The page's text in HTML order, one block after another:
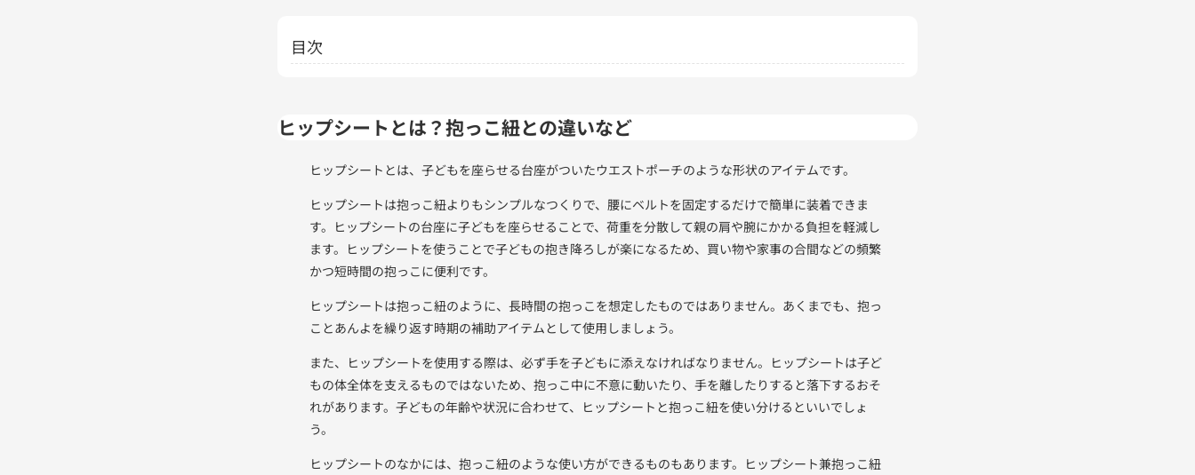
目次
ヒップシートとは？抱っこ紐との違いなど
ヒップシートとは、子どもを座らせる台座がついたウエストポーチのような形状のアイテムです。
ヒップシートは抱っこ紐よりもシンプルなつくりで、腰にベルトを固定するだけで簡単に装着できま
す。ヒップシートの台座に子どもを座らせることで、荷重を分散して親の肩や腕にかかる負担を軽減し
ます。ヒップシートを使うことで子どもの抱き降ろしが楽になるため、買い物や家事の合間などの頻繁
かつ短時間の抱っこに便利です。
ヒップシートは抱っこ紐のように、長時間の抱っこを想定したものではありません。あくまでも、抱っ
ことあんよを繰り返す時期の補助アイテムとして使用しましょう。
また、ヒップシートを使用する際は、必ず手を子どもに添えなければなりません。ヒップシートは子ど
もの体全体を支えるものではないため、抱っこ中に不意に動いたり、手を離したりすると落下するおそ
れがあります。子どもの年齢や状況に合わせて、ヒップシートと抱っこ紐を使い分けるといいでしょ
う。
ヒップシートのなかには、抱っこ紐のような使い方ができるものもあります。ヒップシート兼抱っこ紐